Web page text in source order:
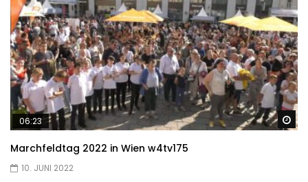
06:23
Marchfeldtag 2022 in Wien w4tv175
10. JUNI 2022